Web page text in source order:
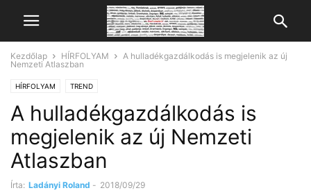
Kezdőlap HÍRFOLYAM
A hulladékgazdálkodás is megjelenik az új
Nemzeti Atlaszban
HÍRFOLYAM TREND
A hulladékgazdálkodás is
megjelenik az új Nemzeti
Atlaszban
Írta: Ladányi Roland - 2018/09/29